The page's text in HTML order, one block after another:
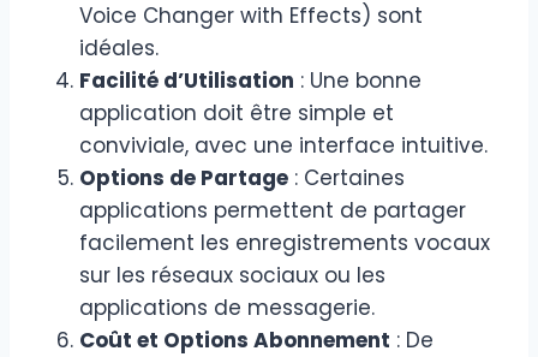
Voice Changer with Effects) sont
idéales.
Facilité d’Utilisation : Une bonne
application doit être simple et
conviviale, avec une interface intuitive.
Options de Partage : Certaines
applications permettent de partager
facilement les enregistrements vocaux
sur les réseaux sociaux ou les
applications de messagerie.
Coût et Options Abonnement : De